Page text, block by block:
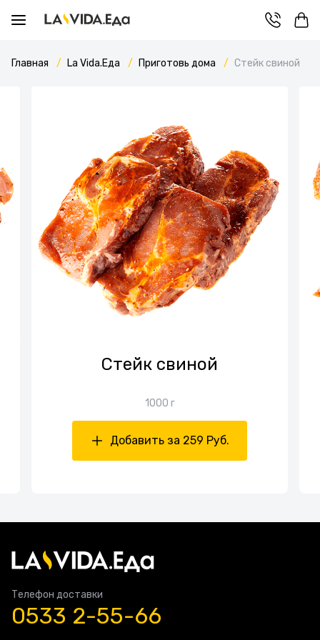
Главная La Vida.Еда Приготовь дома Стейк свиной
Стейк свиной
1000 г
Добавить за 259 Руб.
Телефон доставки
0533 2-55-66